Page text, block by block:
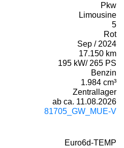
Pkw
Limousine
5
Rot
Sep / 2024
17.150 km
195 kW/ 265 PS
Benzin
1.984 cm³
Zentrallager
ab ca. 11.08.2026
81705_GW_MUE-V
Euro6d-TEMP